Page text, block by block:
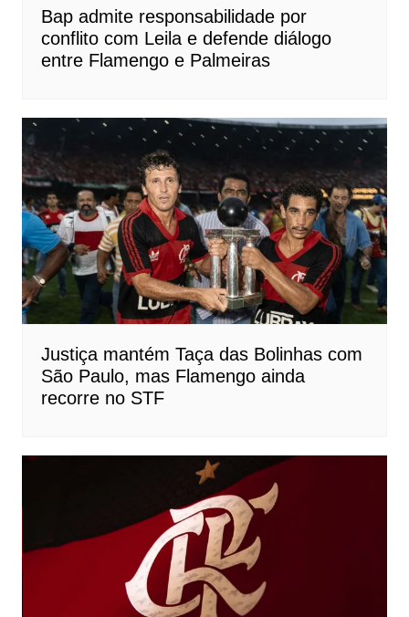
Bap admite responsabilidade por
conflito com Leila e defende diálogo
entre Flamengo e Palmeiras
Justiça mantém Taça das Bolinhas com
São Paulo, mas Flamengo ainda
recorre no STF